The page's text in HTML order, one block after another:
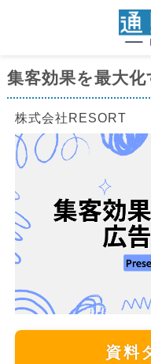
集客効果を最大
株式会社RESORT
資料